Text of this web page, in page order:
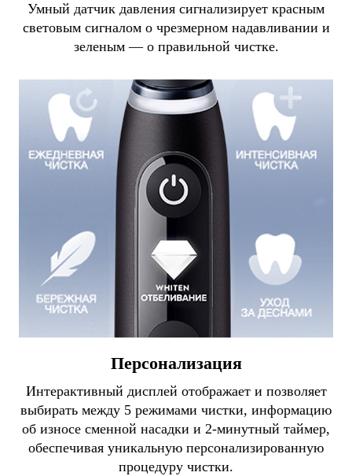
Умный датчик давления сигнализирует красным
световым сигналом о чрезмерном надавливании и
зеленым — о правильной чистке.
Персонализация
Интерактивный дисплей отображает и позволяет
выбирать между 5 режимами чистки, информацию
об износе сменной насадки и 2-минутный таймер,
обеспечивая уникальную персонализированную
процедуру чистки.